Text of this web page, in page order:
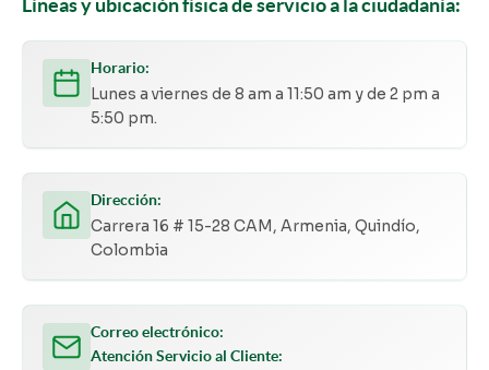
Horario:
Lunes a viernes de 8 am a 11:50 am y de 2 pm a
5:50 pm.
Dirección:
Carrera 16 # 15-28 CAM, Armenia, Quindío,
Colombia
Correo electrónico:
Atención Servicio al Cliente: